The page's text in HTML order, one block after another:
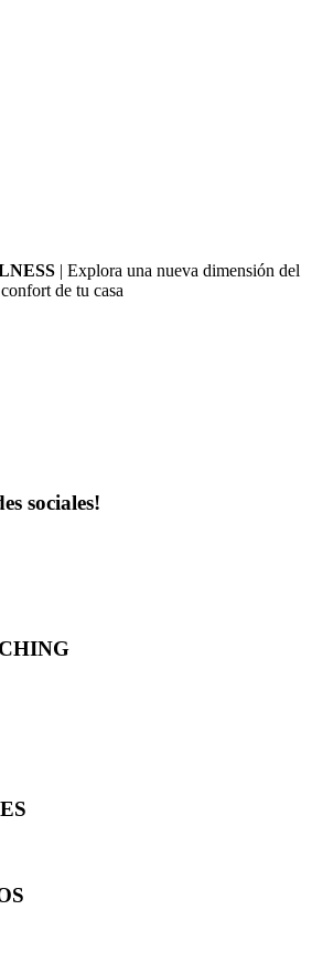
| Explora una nueva dimensión del
de tu casa
sociales!